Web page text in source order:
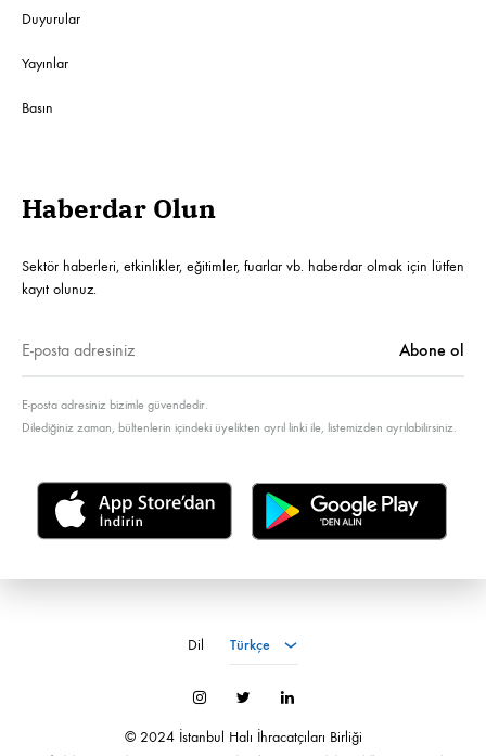
Duyurular
Yayınlar
Basın
Haberdar Olun
Sektör haberleri, etkinlikler, eğitimler, fuarlar vb. haberdar olmak için lütfen
kayıt olunuz.
E-posta adresiniz bizimle güvendedir.
Dilediğiniz zaman, bültenlerin içindeki üyelikten ayrıl linki ile, listemizden ayrılabilirsiniz.
İnstagramTwitter LinkedIn
© 2024 İstanbul Halı İhracatçıları Birliği
Dil Türkçe